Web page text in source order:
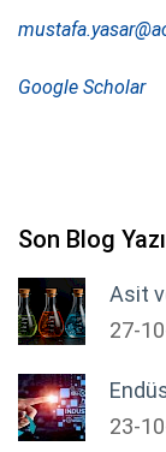
Google Scholar
Son Blog
Asit
27-
23-